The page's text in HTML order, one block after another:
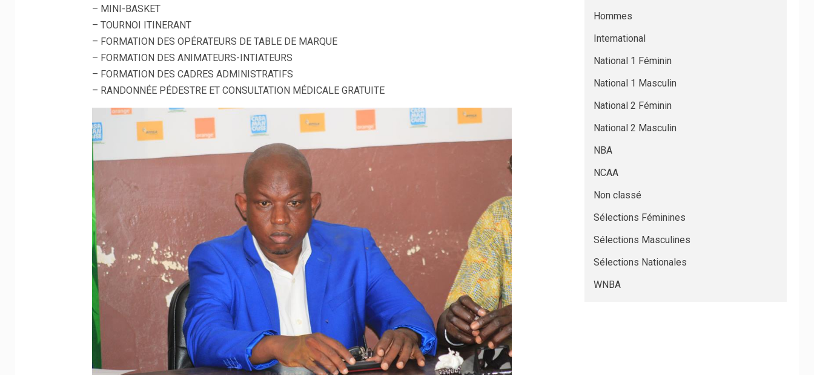
– MINI-BASKET
– TOURNOI ITINERANT
– FORMATION DES OPÉRATEURS DE TABLE DE MARQUE
– FORMATION DES ANIMATEURS-INTIATEURS
– FORMATION DES CADRES ADMINISTRATIFS
– RANDONNÉE PÉDESTRE ET CONSULTATION MÉDICALE GRATUITE
Hommes
International
National 1 Féminin
National 1 Masculin
National 2 Féminin
National 2 Masculin
NBA
NCAA
Non classé
Sélections Féminines
Sélections Masculines
Sélections Nationales
WNBA